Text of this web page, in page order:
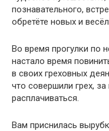
познавательного,
обретёте новых и
Во время прогулки по
настало время
в своих греховных
что совершили грех,
расплачиваться.
Вам приснилась